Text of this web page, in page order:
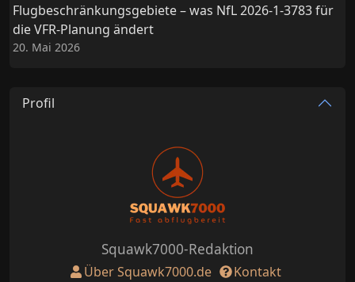
Flugbeschränkungsgebiete – was NfL 2026-1-3783 für
die VFR-Planung ändert
20. Mai 2026
Profil
Squawk7000-Redaktion
Über Squawk7000.de Kontakt